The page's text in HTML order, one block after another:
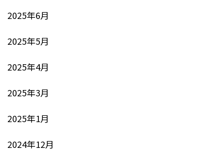
2025年6月
2025年5月
2025年4月
2025年3月
2025年1月
2024年12月